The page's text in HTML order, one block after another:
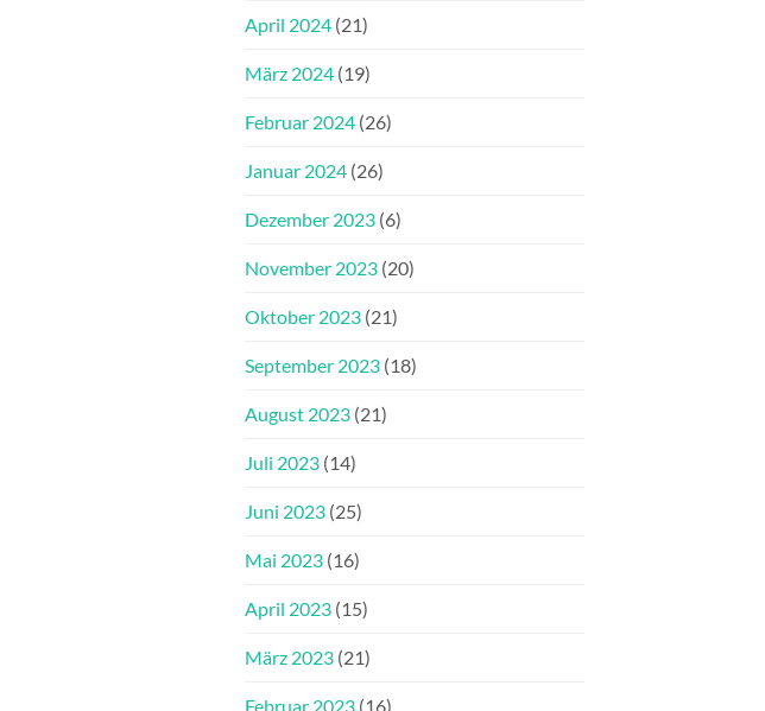
April 2024 (21)
März 2024 (19)
Februar 2024 (26)
Januar 2024 (26)
Dezember 2023 (6)
November 2023 (20)
Oktober 2023 (21)
September 2023 (18)
August 2023 (21)
Juli 2023 (14)
Juni 2023 (25)
Mai 2023 (16)
April 2023 (15)
März 2023 (21)
Februar 2023 (16)